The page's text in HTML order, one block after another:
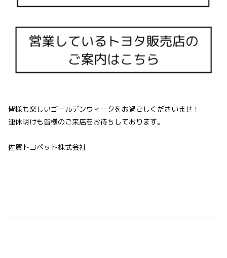
皆様も楽しいゴールデンウィークをお過ごしくださいませ！
連休明けも皆様のご来店をお待ちしております。
佐賀トヨペット株式会社